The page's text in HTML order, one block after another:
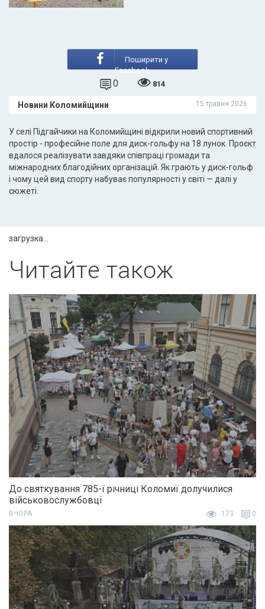
Поширити у
Facebook
0 814
Новини Коломийщини 15 травня 2026
У селі Підгайчики на Коломийщині відкрили новий спортивний
простір - професійне поле для диск-гольфу на 18 лунок. Проєкт
вдалося реалізувати завдяки співпраці громади та
міжнародних благодійних організацій. Як грають у диск-гольф
і чому цей вид спорту набуває популярності у світі — далі у
сюжеті.
загрузка...
Читайте також
До святкування 785-ї річниці Коломиї долучилися
військовослужбовці
ВЧОРА 173 0